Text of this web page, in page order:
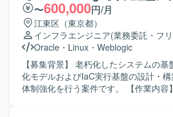
実装までを一貫して担うことができま
の監視機能や周辺ツールを活用しなが
た仕組みづくりに深く関与できる点が魅力です
境】 AWS環境上で、Cloud Watch、
OpsItem、OpsCenterなどのAWSネイ
心に利用します。運用・タスク管理ツ
Redmine、Lanscopeなどを利用します
く、本案件を募集いたします。 【作業内容】 M&A成立後の
PMI案件発生時に、プロジェクトリー
統合プロジェクトの中心的な役割を担
PMIの規模によっては外部パートナー
合作業の計画策定や推進、関係者調整
す。具体的には、Active Directoryや
Microsoft365やGoogle Workspaceの導
敷設やVPNの導入支援、既存PCのリプ
〜600,000円/月
江東区（東京都）
インフラエンジニア(業務委託・フ
Oracle ・ Linux ・ Weblogic
【募集背景】 老朽化したシステムの
化モデルおよびIaC実行基盤の設計・
体制強化を行う案件です。 【作業内容】 老朽化システムの